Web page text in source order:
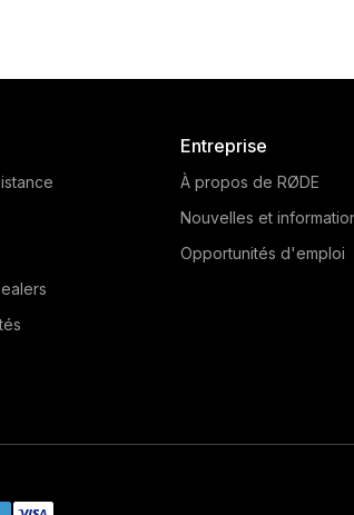
Learn more here.Entreprise
À propos de RØDE
Nouvelles et
Opportunités d'emploi